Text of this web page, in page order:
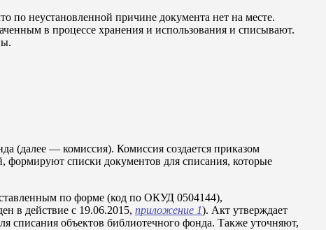
по неустановленной причине документа нет на месте.
в процессе хранения и использования и списывают.
(далее — комиссия). Комиссия создается приказом
формируют списки документов для списания, которые
по форме (код по ОКУД 0504144),
в действие с 19.06.2015, приложение 1). Акт утверждает
списания объектов библиотечного фонда. Также уточняют,